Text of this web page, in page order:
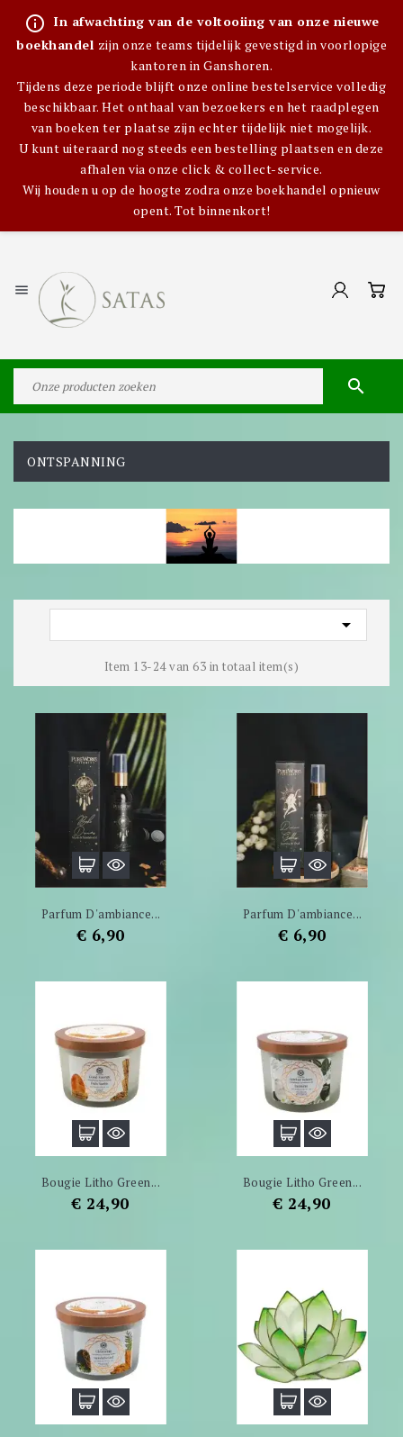
info_outline In afwachting van de voltooiing van onze nieuwe
boekhandel zijn onze teams tijdelijk gevestigd in voorlopige
kantoren in Ganshoren.
Tijdens deze periode blijft onze online bestelservice volledig
beschikbaar. Het onthaal van bezoekers en het raadplegen
van boeken ter plaatse zijn echter tijdelijk niet mogelijk.
U kunt uiteraard nog steeds een bestelling plaatsen en deze
afhalen via onze click & collect-service.
Wij houden u op de hoogte zodra onze boekhandel opnieuw
opent. Tot binnenkort!


ONTSPANNING

Item 13-24 van 63 in totaal item(s)
Parfum D'ambiance...
Prijs
€ 6,90
Parfum D'ambiance...
Prijs
€ 6,90
Bougie Litho Green...
Prijs
€ 24,90
Bougie Litho Green...
Prijs
€ 24,90